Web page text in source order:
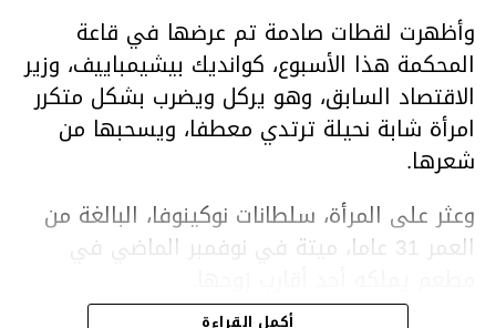
وأظهرت لقطات صادمة تم عرضها في قاعة
المحكمة هذا الأسبوع، كوانديك بيشيمباييف، وزير
الاقتصاد السابق، وهو يركل ويضرب بشكل متكرر
امرأة شابة نحيلة ترتدي معطفا، ويسحبها من
شعرها.
وعثر على المرأة، سلطانات نوكينوفا، البالغة من
العمر 31 عاما، ميتة في نوفمبر الماضي في
أكمل القراءة